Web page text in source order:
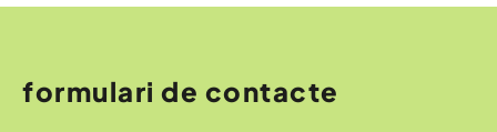
formulari de contacte